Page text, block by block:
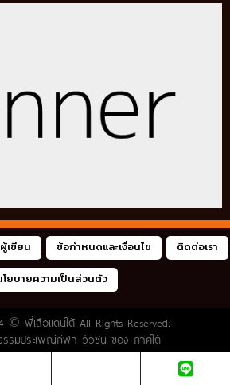
เขียน ข้อกำหนดและเงื่อนไข ติดต่อเรา
โยบายความเป็นส่วนตัว
© พี่เสือแดนใต้ All Rights Reserved.
รมประเพณีกีฬา วัวชน ของ ภาคใต้